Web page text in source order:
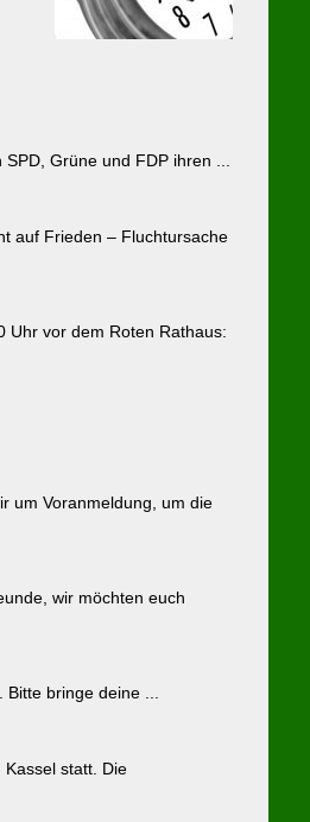
Grüne und FDP ihren ...
auf Frieden – Fluchtursache
Uhr vor dem Roten Rathaus:
um Voranmeldung, um die
wir möchten euch
bringe deine ...
statt. Die